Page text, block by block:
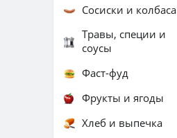
Сосиски и колбаса
Травы, специи и
соусы
Фаст-фуд
Фрукты и ягоды
Хлеб и выпечка